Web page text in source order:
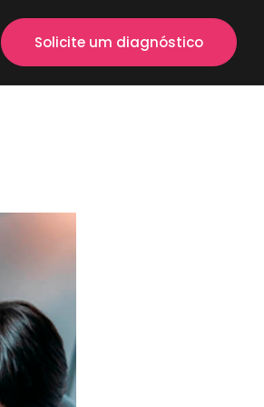
Solicite um diagnóstico